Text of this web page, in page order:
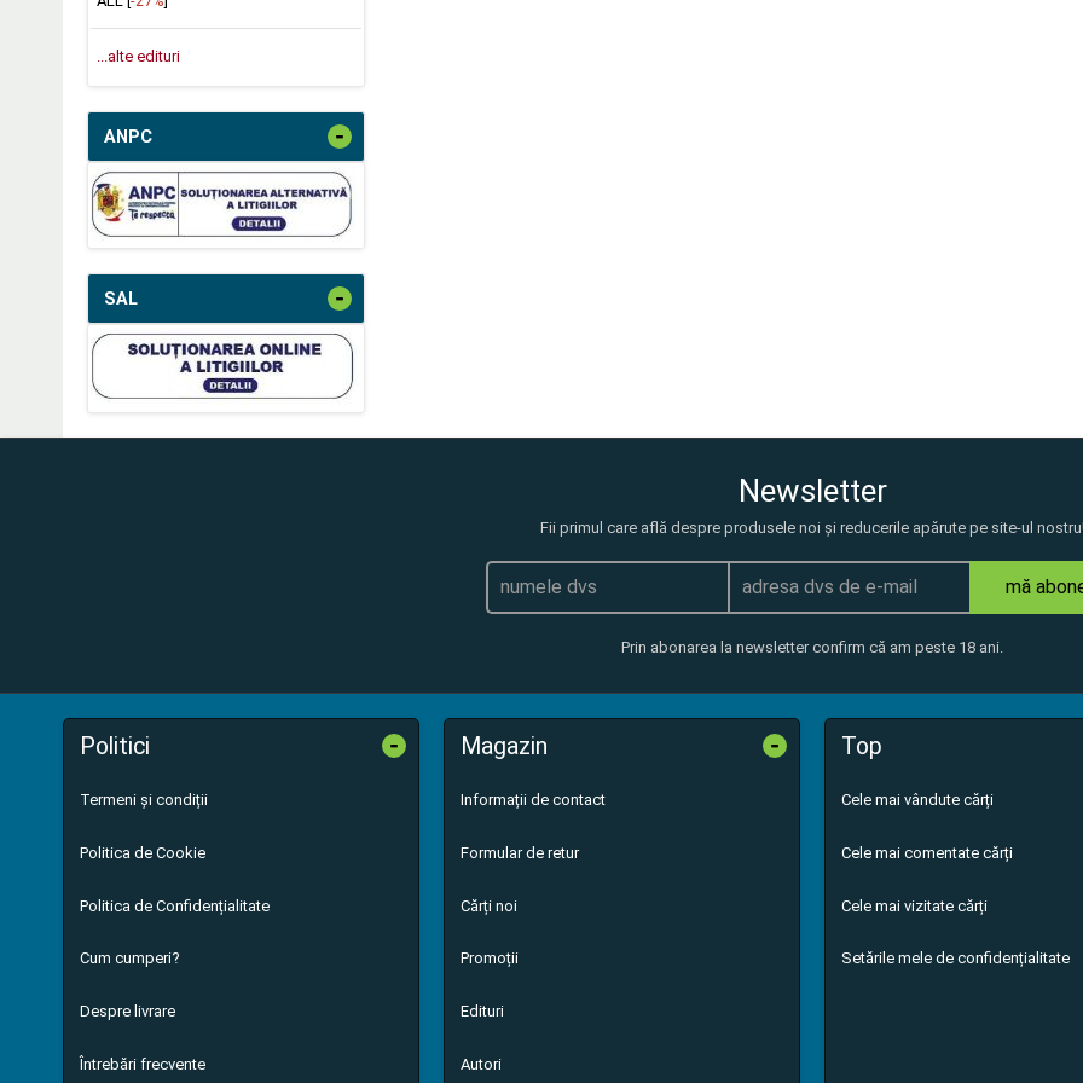
...alte edituri
ANPC -
SAL -
Newsletter
Fii primul care află despre produsele noi și reducerile apărute pe site-ul
mă
Prin abonarea la newsletter confirm că am peste 18 ani.
Politici -
Termeni și condiții
Politica de Cookie
Politica de Confidențialitate
Cum cumperi?
Despre livrare
Întrebări frecvente
Magazin -
Informații de contact
Formular de retur
Cărți noi
Promoții
Edituri
Autori
Top
Cele mai vândute cărți
Cele mai comentate cărți
Cele mai vizitate cărți
Setările mele de confidențialitate